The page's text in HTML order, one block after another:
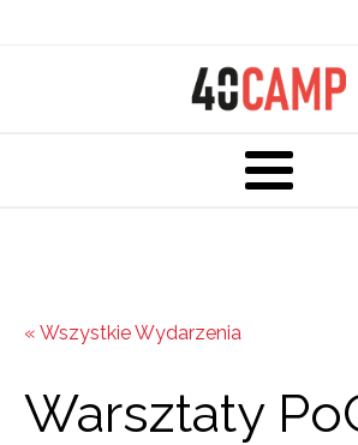
« Wszystkie Wydarzenia
Warsztaty